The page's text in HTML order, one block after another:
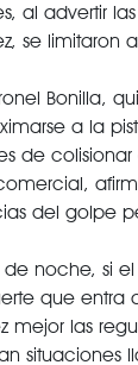
al advertir
se
a la
de
del golpe
noche, si
que
las
situaciones